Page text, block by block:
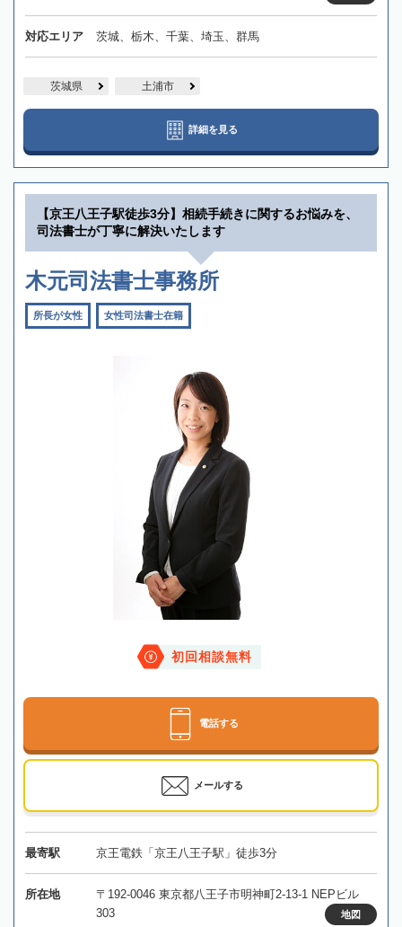
対応エリア 茨城、栃木、千葉、埼玉、群馬
茨城県 土浦市
詳細を見る
【京王八王子駅徒歩3分】相続手続きに関するお悩みを、
司法書士が丁寧に解決いたします
木元司法書士事務所
所長が女性 女性司法書士在籍
初回相談無料
電話する
メールする
最寄駅 京王電鉄「京王八王子駅」徒歩3分
所在地
〒192-0046 東京都八王子市明神町2-13-1 NEPビル
303
地図